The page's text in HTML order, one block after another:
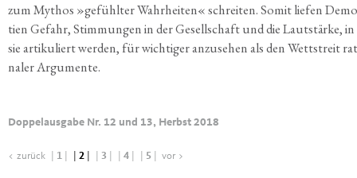
zum Mythos »gefühl­ter Wahr­hei­ten« schrei­ten. Somit lie­fen
tien Gefahr, Stim­mun­gen in der Gesell­schaft und die Laut­stär­ke, in
sie arti­ku­liert wer­den, für wich­ti­ger anzu­se­hen als den Wett­streit
na­ler Argumente.
Doppelausgabe Nr. 12 und 13, Herbst 2018
< zurück 1 2 3 4 5 vor >